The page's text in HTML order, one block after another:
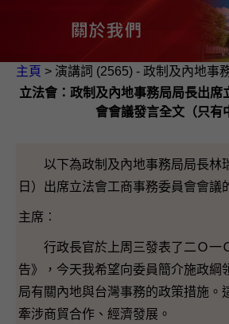
主頁 > 演講詞 (2565) - 政制及內地事
立法會：政制及內地事務局局長出席
會會議發言全文（只有
以下為政制及內地事務局局長林
日）出席立法會工商事務委員會會議
主席︰
行政長官於上周三發表了二Ｏ一
告》，今天我希望向委員簡介施政綱
局有關內地與台灣事務的政策措施。
牽涉商貿合作、經濟發展。